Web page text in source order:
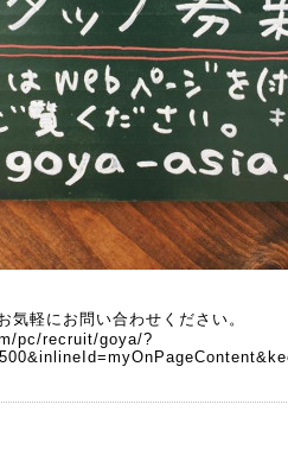
気軽にお問い合わせください。
pc/recruit/goya/?